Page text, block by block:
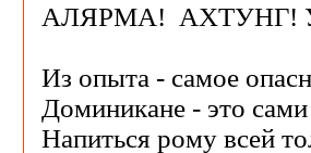
АЛЯРМА! АХТУНГ!
Из опыта - самое
Доминикане - это
Напиться рому всей